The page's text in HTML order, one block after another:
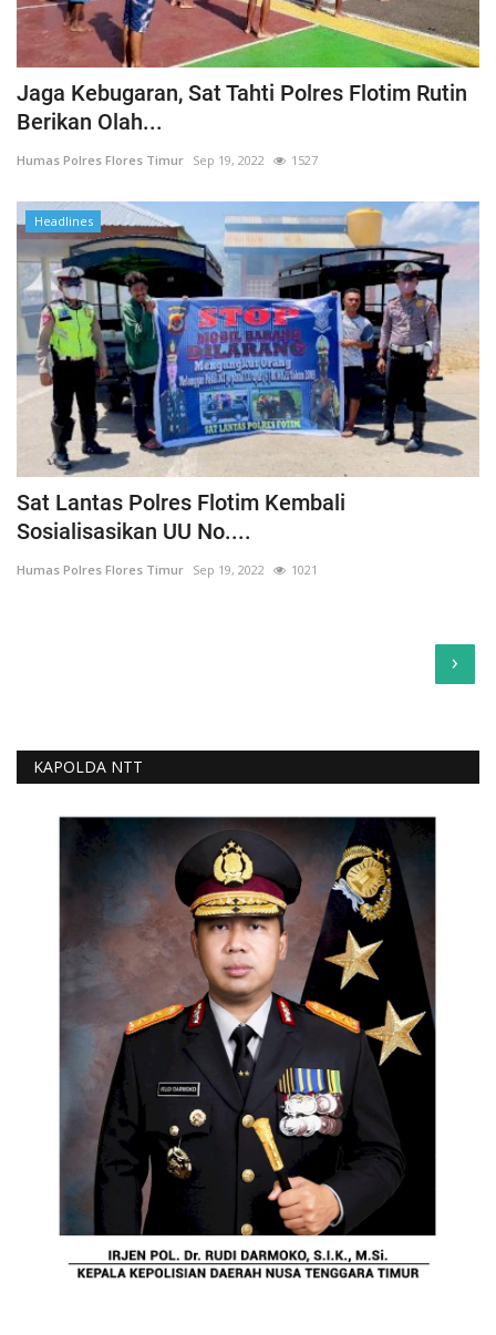
Jaga Kebugaran, Sat Tahti Polres Flotim Rutin
Berikan Olah...
Humas Polres Flores Timur Sep 19, 2022 1527
Headlines
Sat Lantas Polres Flotim Kembali
Sosialisasikan UU No....
Humas Polres Flores Timur Sep 19, 2022 1021
›
KAPOLDA NTT